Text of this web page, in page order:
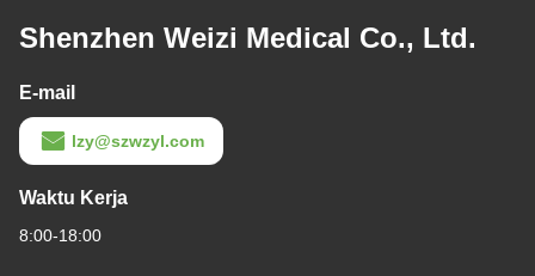
Shenzhen Weizi Medical Co., Ltd.
E-mail
lzy@szwzyl.com
Waktu Kerja
8:00-18:00